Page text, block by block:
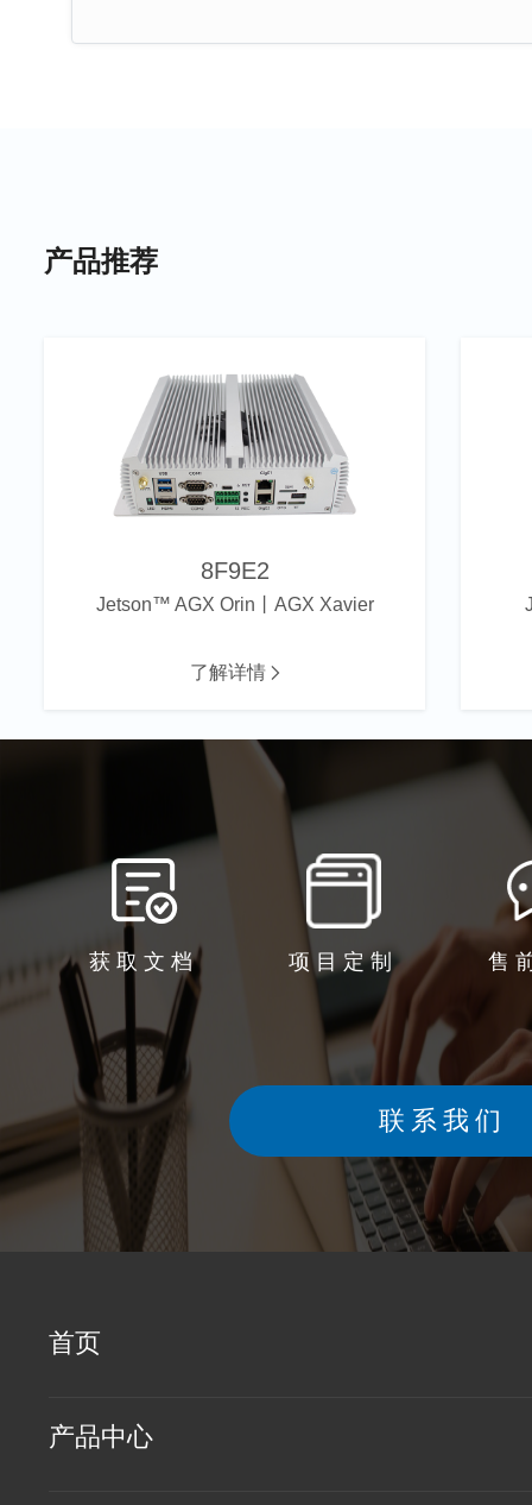
产品推荐
8F9E2
Jetson™ AGX Orin丨AGX Xavier
了解详情
获取文档 项目定制 售
联系我们
首页
产品中心